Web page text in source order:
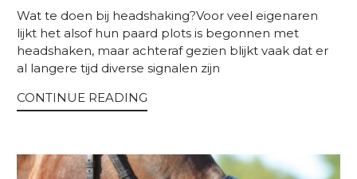
Wat te doen bij headshaking?Voor veel eigenaren
lijkt het alsof hun paard plots is begonnen met
headshaken, maar achteraf gezien blijkt vaak dat er
al langere tijd diverse signalen zijn
CONTINUE READING